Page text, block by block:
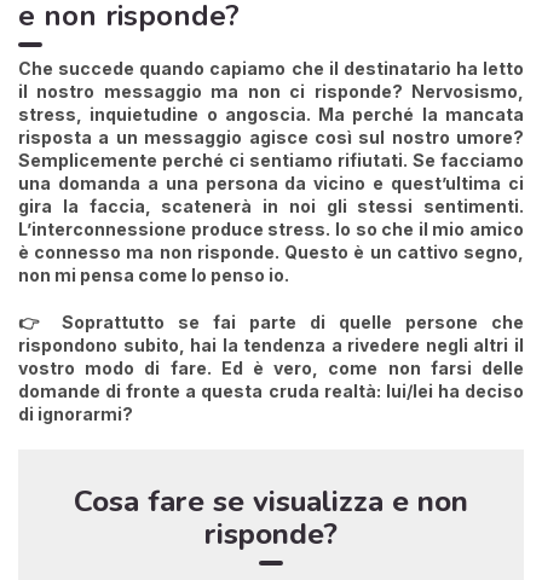
e non risponde?
Che succede quando capiamo che il destinatario ha letto
il nostro messaggio ma non ci risponde? Nervosismo,
stress, inquietudine o angoscia. Ma perché la mancata
risposta a un messaggio agisce così sul nostro umore?
Semplicemente perché ci sentiamo rifiutati. Se facciamo
una domanda a una persona da vicino e quest’ultima ci
gira la faccia, scatenerà in noi gli stessi sentimenti.
L’interconnessione produce stress. Io so che il mio amico
è connesso ma non risponde. Questo è un cattivo segno,
non mi pensa come lo penso io.
👉 Soprattutto se fai parte di quelle persone che
rispondono subito, hai la tendenza a rivedere negli altri il
vostro modo di fare. Ed è vero, come non farsi delle
domande di fronte a questa cruda realtà: lui/lei ha deciso
di ignorarmi?
Cosa fare se visualizza e non
risponde?